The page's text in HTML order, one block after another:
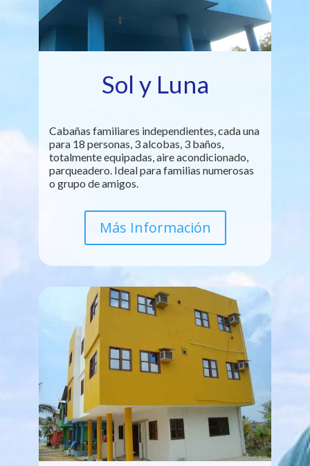
Sol y Luna
Cabañas familiares independientes, cada una
para 18 personas, 3 alcobas, 3 baños,
totalmente equipadas, aire acondicionado,
parqueadero. Ideal para familias numerosas
o grupo de amigos.
Más Información